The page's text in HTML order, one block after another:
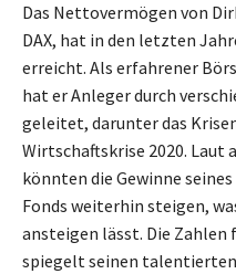
Das Nettovermögen von
DAX, hat in den letzten
erreicht. Als erfahrener
hat er Anleger durch
geleitet, darunter das
Wirtschaftskrise 2020. Laut
könnten die Gewinne
Fonds weiterhin steigen,
ansteigen lässt. Die Zahlen
spiegelt seinen